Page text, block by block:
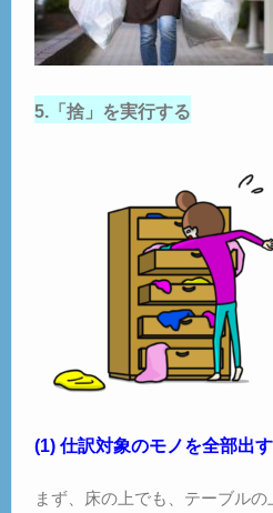
5.「捨」を実行する
(1) 仕訳対象のモノを全部出す
まず、床の上でも、テーブル